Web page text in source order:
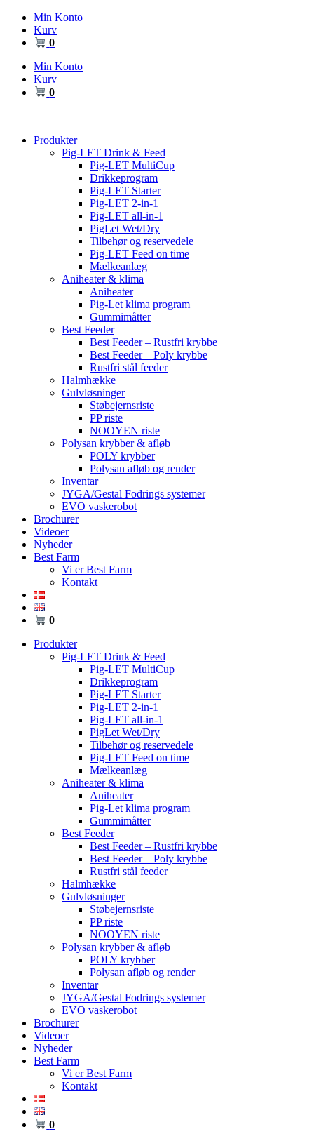
Videre
indhold
Min Konto
Kurv
0
Min Konto
Kurv
0
Produkter
Pig-LET Drink & Feed
Pig-LET MultiCup
Drikkeprogram
Pig-LET Starter
Pig-LET 2-in-1
Pig-LET all-in-1
PigLet Wet/Dry
Tilbehør og reservedele
Pig-LET Feed on time
Mælkeanlæg
Aniheater & klima
Aniheater
Pig-Let klima program
Gummimåtter
Best Feeder
Best Feeder – Rustfri krybbe
Best Feeder – Poly krybbe
Rustfri stål feeder
Halmhække
Gulvløsninger
Støbejernsriste
PP riste
NOOYEN riste
Polysan krybber & afløb
POLY krybber
Polysan afløb og render
Inventar
JYGA/Gestal Fodrings systemer
EVO vaskerobot
Brochurer
Videoer
Nyheder
Best Farm
Vi er Best Farm
Kontakt
0
Produkter
Pig-LET Drink & Feed
Pig-LET MultiCup
Drikkeprogram
Pig-LET Starter
Pig-LET 2-in-1
Pig-LET all-in-1
PigLet Wet/Dry
Tilbehør og reservedele
Pig-LET Feed on time
Mælkeanlæg
Aniheater & klima
Aniheater
Pig-Let klima program
Gummimåtter
Best Feeder
Best Feeder – Rustfri krybbe
Best Feeder – Poly krybbe
Rustfri stål feeder
Halmhække
Gulvløsninger
Støbejernsriste
PP riste
NOOYEN riste
Polysan krybber & afløb
POLY krybber
Polysan afløb og render
Inventar
JYGA/Gestal Fodrings systemer
EVO vaskerobot
Brochurer
Videoer
Nyheder
Best Farm
Vi er Best Farm
Kontakt
0